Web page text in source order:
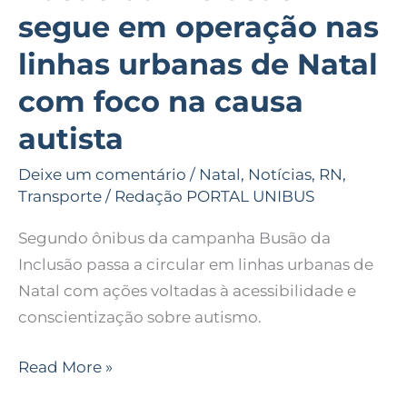
segue em operação nas
linhas urbanas de Natal
com foco na causa
autista
Deixe um comentário / Natal, Notícias, RN,
Transporte / Redação PORTAL UNIBUS
Segundo ônibus da campanha Busão da
Inclusão passa a circular em linhas urbanas de
Natal com ações voltadas à acessibilidade e
conscientização sobre autismo.
na
causa
autista
Read More »